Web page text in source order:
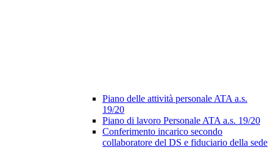
Piano delle attività personale ATA a.s.
19/20
Piano di lavoro Personale ATA a.s. 19/20
Conferimento incarico secondo
collaboratore del DS e fiduciario della sede